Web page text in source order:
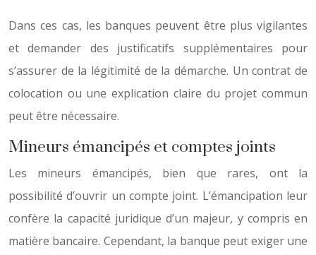
Dans ces cas, les banques peuvent être plus vigilantes
et demander des justificatifs supplémentaires pour
s’assurer de la légitimité de la démarche. Un contrat de
colocation ou une explication claire du projet commun
peut être nécessaire.
Mineurs émancipés et comptes joints
Les mineurs émancipés, bien que rares, ont la
possibilité d’ouvrir un compte joint. L’émancipation leur
confère la capacité juridique d’un majeur, y compris en
matière bancaire. Cependant, la banque peut exiger une